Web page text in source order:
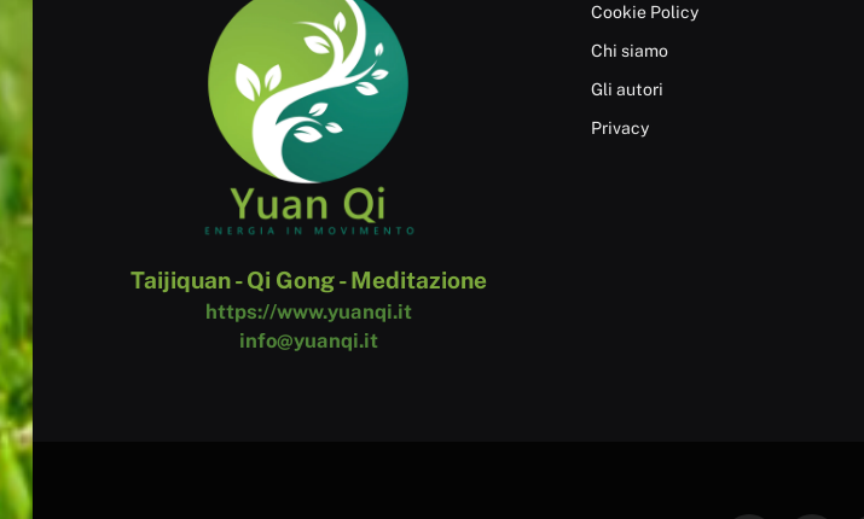
Taijiquan - Qi Gong - Meditazione
https://www.yuanqi.it
info@yuanqi.it
Cookie Policy
Chi siamo
Gli autori
Privacy